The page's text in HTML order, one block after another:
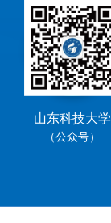
山东科技大学
（公众号）